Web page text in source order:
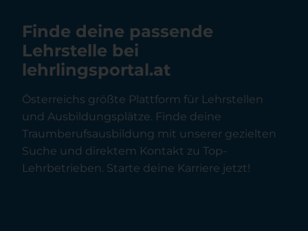
Finde deine passende
Lehrstelle bei
lehrlingsportal.at
Österreichs größte Plattform für Lehrstellen
und Ausbildungsplätze. Finde deine
Traumberufsausbildung mit unserer gezielten
Suche und direktem Kontakt zu Top-
Lehrbetrieben. Starte deine Karriere jetzt!